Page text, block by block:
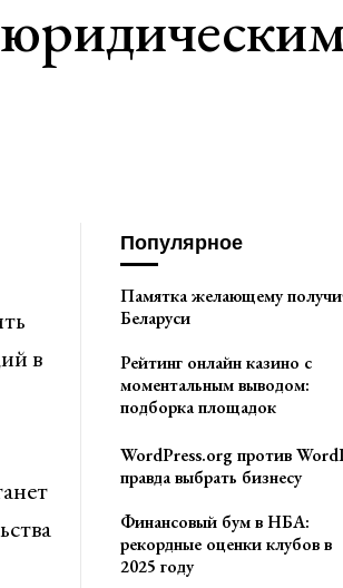
в
Популярное
Памятка желающему
Беларуси
Рейтинг онлайн казино с
моментальным выводом:
подборка площадок
WordPress.org против
правда выбрать бизнесу
Финансовый бум в НБА:
рекордные оценки клубов в
2025 году